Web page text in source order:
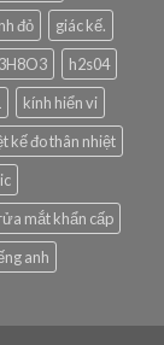
đỏ
giác kế.
h2s04
kính hiển vi
kế đo thân nhiệt
mắt khẩn cấp
anh